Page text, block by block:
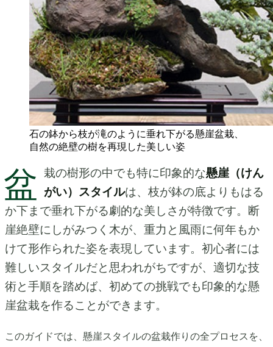
石の鉢から枝が滝のように垂れ下がる懸崖盆栽、
自然の絶壁の樹を再現した美しい姿
盆 栽の樹形の中でも特に印象的な懸崖（けん
がい）スタイルは、枝が鉢の底よりもはる
か下まで垂れ下がる劇的な美しさが特徴です。断
崖絶壁にしがみつく木が、重力と風雨に何年もか
けて形作られた姿を表現しています。初心者には
難しいスタイルだと思われがちですが、適切な技
術と手順を踏めば、初めての挑戦でも印象的な懸
崖盆栽を作ることができます。
このガイドでは、懸崖スタイルの盆栽作りの全プロセスを、